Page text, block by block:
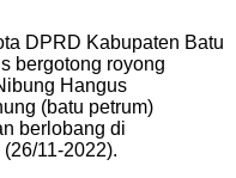
DPRD Kabupaten Batu
bergotong royong
Hangus
(batu petrum)
berlobang di
11-2022).